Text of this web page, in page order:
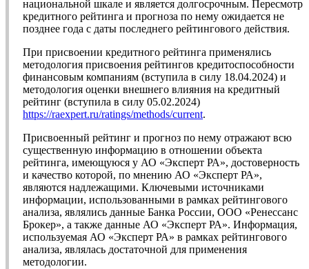
национальной шкале и является долгосрочным. Пересмотр
кредитного рейтинга и прогноза по нему ожидается не
позднее года с даты последнего рейтингового действия.
При присвоении кредитного рейтинга применялись
методология присвоения рейтингов кредитоспособности
финансовым компаниям (вступила в силу 18.04.2024) и
методология оценки внешнего влияния на кредитный
рейтинг (вступила в силу 05.02.2024)
https://raexpert.ru/ratings/methods/current.
Присвоенный рейтинг и прогноз по нему отражают всю
существенную информацию в отношении объекта
рейтинга, имеющуюся у АО «Эксперт РА», достоверность
и качество которой, по мнению АО «Эксперт РА»,
являются надлежащими. Ключевыми источниками
информации, использованными в рамках рейтингового
анализа, являлись данные Банка России, ООО «Ренессанс
Брокер», а также данные АО «Эксперт РА». Информация,
используемая АО «Эксперт РА» в рамках рейтингового
анализа, являлась достаточной для применения
методологии.